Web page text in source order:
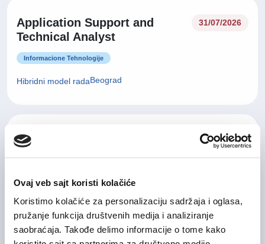
Ovaj veb sajt koristi kolačiće
Koristimo kolačiće za personalizaciju sadržaja i oglasa,
pružanje funkcija društvenih medija i analiziranje
saobraćaja. Takođe delimo informacije o tome kako
Application Support and
Technical Analyst
31/07/2026
Informacione Tehnologije
Hibridni model radaBeograd
IT Service Manager
31/07/2026
Hibridni model radaBeograd , Nišavski okrug